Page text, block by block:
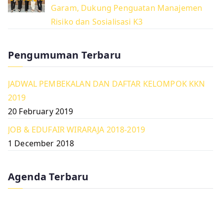
Garam, Dukung Penguatan Manajemen
Risiko dan Sosialisasi K3
Pengumuman Terbaru
JADWAL PEMBEKALAN DAN DAFTAR KELOMPOK KKN
2019
20 February 2019
JOB & EDUFAIR WIRARAJA 2018-2019
1 December 2018
Agenda Terbaru